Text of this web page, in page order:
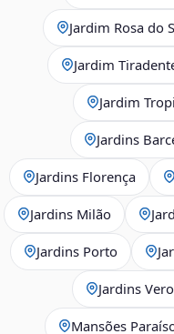
Jardim Rosa do
Jardim
Jardim
Jardins
Jardins Florença
Jardins Milão
Jardins Porto
Jardins
Mansões